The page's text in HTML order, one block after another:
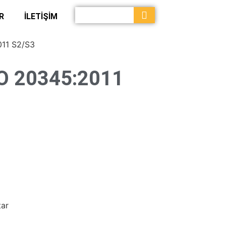
İLETİŞİM
S2/S3
20345:2011